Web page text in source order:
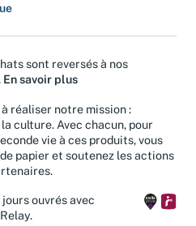
sont reversés à nos
En savoir plus
réaliser notre mission :
culture. Avec chacun, pour
vie à ces produits, vous
papier et soutenez les actions
ouvrés avec